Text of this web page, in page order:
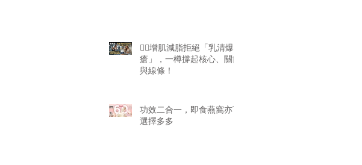
🏋️‍♂️增肌減脂拒絕「乳清爆
瘡」，一樽撐起核心、關節
與線條！
功效二合一，即食燕窩亦可
選擇多多